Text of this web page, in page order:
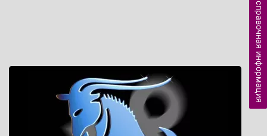
справочная информация